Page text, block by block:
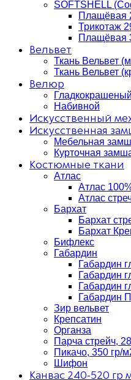
SOFTSHELL
Плащёвая
Трикотаж
Плащёвая
Вельвет
Ткань Вельвет
Ткань Вельвет
Велюр
Гладкокрашеный
Набивной
Искусственный
Искусственная
Мебельная
Курточная
Костюмные ткани
Атлас
Атлас
Атлас
Бархат
Бархат
Бархат
Бифлекс
Габардин
Габардин
Габардин
Габардин
Габардин
Зир вельвет
Крепсатин
Органза
Парча стрейч,
Пикачо, 350 гр/
Шифон
Канвас 240-520 гр